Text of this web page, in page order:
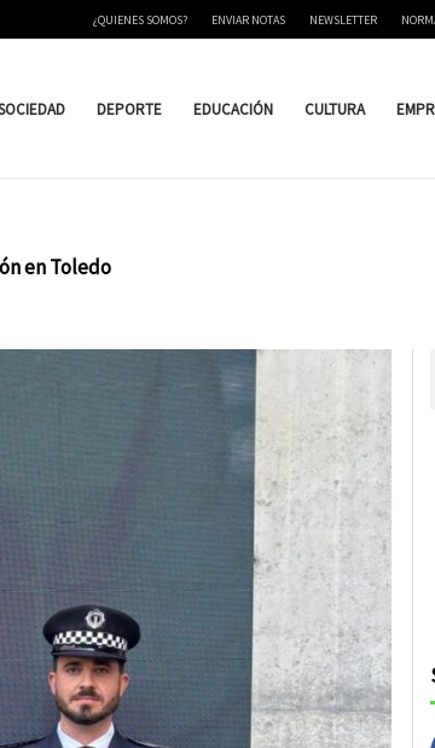
¿QUIENES SOMOS? ENVIAR NOTAS NEWSLETTER
DEPORTE EDUCACIÓN CULTURA
en Toledo